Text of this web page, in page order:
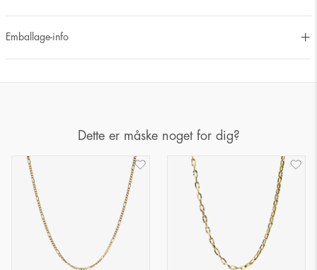
Emballage-info
Dette er måske noget for dig?